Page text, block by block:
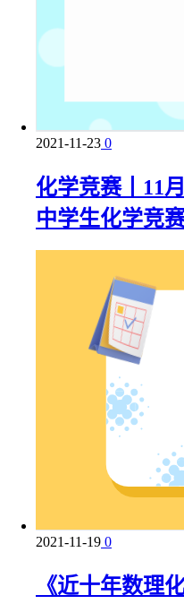
2021-11-23 0
化学竞赛丨11
中学生化学竞
2021-11-19 0
《近十年数理